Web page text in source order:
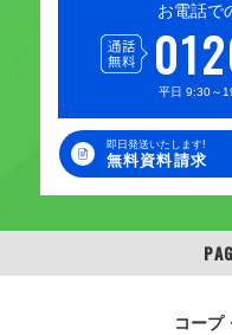
お電話で
平日 9:30～
即日発送いたします!
無料資料請求
コープ